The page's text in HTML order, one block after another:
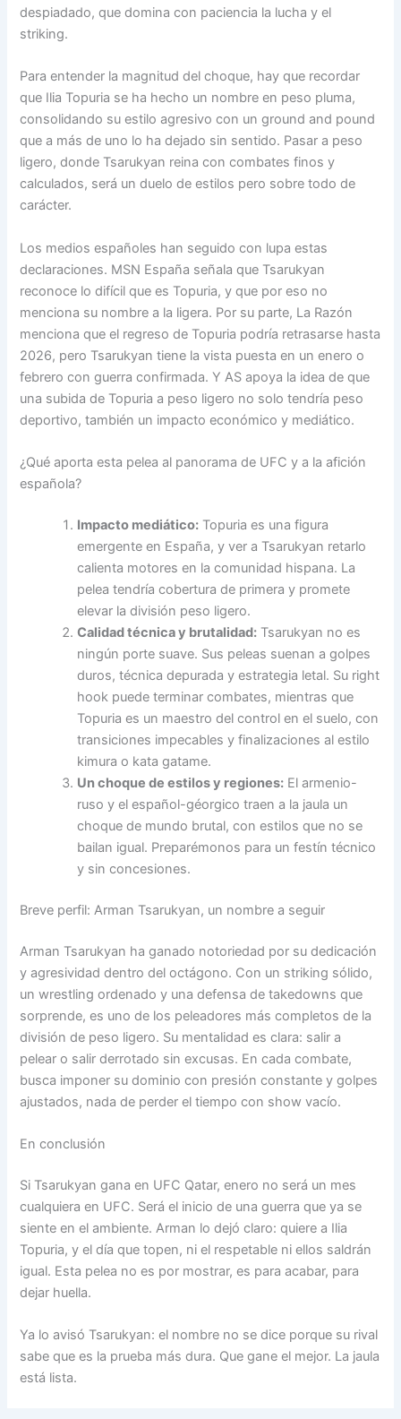
despiadado, que domina con paciencia la lucha y el
striking.
Para entender la magnitud del choque, hay que recordar
que Ilia Topuria se ha hecho un nombre en peso pluma,
consolidando su estilo agresivo con un ground and pound
que a más de uno lo ha dejado sin sentido. Pasar a peso
ligero, donde Tsarukyan reina con combates finos y
calculados, será un duelo de estilos pero sobre todo de
carácter.
Los medios españoles han seguido con lupa estas
declaraciones. MSN España señala que Tsarukyan
reconoce lo difícil que es Topuria, y que por eso no
menciona su nombre a la ligera. Por su parte, La Razón
menciona que el regreso de Topuria podría retrasarse hasta
2026, pero Tsarukyan tiene la vista puesta en un enero o
febrero con guerra confirmada. Y AS apoya la idea de que
una subida de Topuria a peso ligero no solo tendría peso
deportivo, también un impacto económico y mediático.
¿Qué aporta esta pelea al panorama de UFC y a la afición
española?
Impacto mediático: Topuria es una figura
emergente en España, y ver a Tsarukyan retarlo
calienta motores en la comunidad hispana. La
pelea tendría cobertura de primera y promete
elevar la división peso ligero.
Calidad técnica y brutalidad: Tsarukyan no es
ningún porte suave. Sus peleas suenan a golpes
duros, técnica depurada y estrategia letal. Su right
hook puede terminar combates, mientras que
Topuria es un maestro del control en el suelo, con
transiciones impecables y finalizaciones al estilo
kimura o kata gatame.
Un choque de estilos y regiones: El armenio-
ruso y el español-géorgico traen a la jaula un
choque de mundo brutal, con estilos que no se
bailan igual. Preparémonos para un festín técnico
y sin concesiones.
Breve perfil: Arman Tsarukyan, un nombre a seguir
Arman Tsarukyan ha ganado notoriedad por su dedicación
y agresividad dentro del octágono. Con un striking sólido,
un wrestling ordenado y una defensa de takedowns que
sorprende, es uno de los peleadores más completos de la
división de peso ligero. Su mentalidad es clara: salir a
pelear o salir derrotado sin excusas. En cada combate,
busca imponer su dominio con presión constante y golpes
ajustados, nada de perder el tiempo con show vacío.
En conclusión
Si Tsarukyan gana en UFC Qatar, enero no será un mes
cualquiera en UFC. Será el inicio de una guerra que ya se
siente en el ambiente. Arman lo dejó claro: quiere a Ilia
Topuria, y el día que topen, ni el respetable ni ellos saldrán
igual. Esta pelea no es por mostrar, es para acabar, para
dejar huella.
Ya lo avisó Tsarukyan: el nombre no se dice porque su rival
sabe que es la prueba más dura. Que gane el mejor. La jaula
está lista.